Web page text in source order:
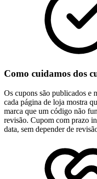
Como cuidamos dos
Os cupons são publicados e
cada página de loja mostra
marca que um código não
revisão. Cupom com prazo
data, sem depender de